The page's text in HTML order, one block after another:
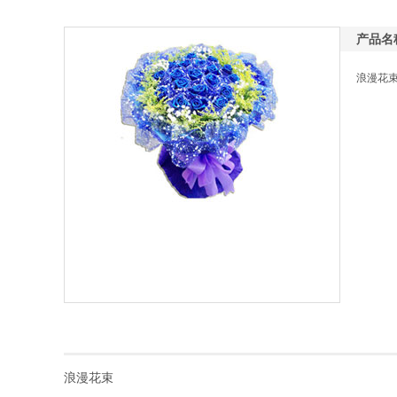
产品名
浪漫花束
浪漫花束